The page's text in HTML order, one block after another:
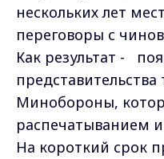
нескольких лет
переговоры с
Как результат -
Минобороны,
распечатыванием
На короткий срок